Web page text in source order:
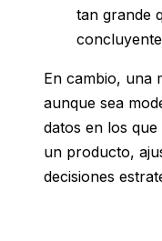
tan grande
En cambio, una
aunque sea
datos en los
un producto,
decisiones